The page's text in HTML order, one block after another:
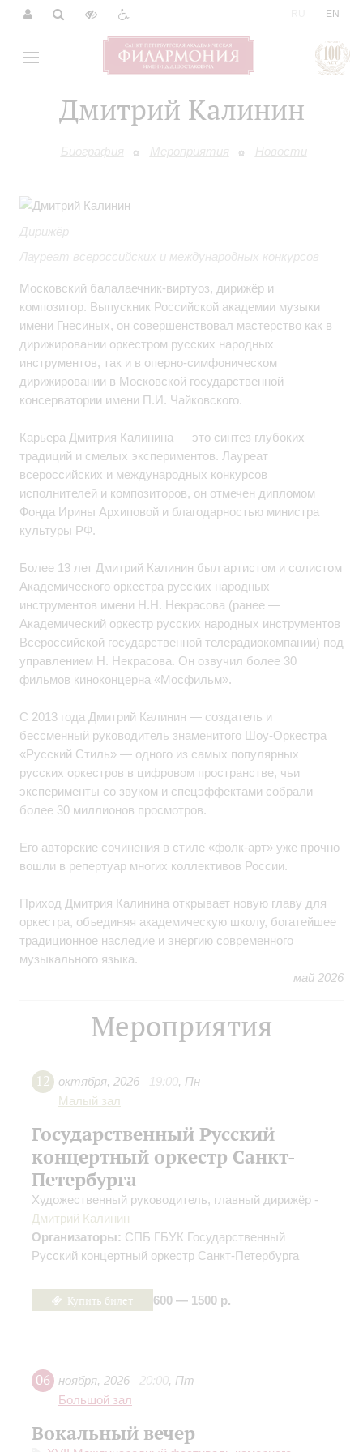
EN
Дмитрий Калинин
Биография Мероприятия Новости
Дирижёр
Лауреат всероссийских и международных конкурсов
Московский балалаечник‑виртуоз, дирижёр и
композитор. Выпускник Российской академии музыки
имени Гнесиных, он совершенствовал мастерство как в
дирижировании оркестром русских народных
инструментов, так и в оперно‑симфоническом
дирижировании в Московской государственной
консерватории имени П.И. Чайковского.
Карьера Дмитрия Калинина — это синтез глубоких
традиций и смелых экспериментов. Лауреат
всероссийских и международных конкурсов
исполнителей и композиторов, он отмечен дипломом
Фонда Ирины Архиповой и благодарностью министра
культуры РФ.
Более 13 лет Дмитрий Калинин был артистом и солистом
Академического оркестра русских народных
инструментов имени Н.Н. Некрасова (ранее —
Академический оркестр русских народных инструментов
Всероссийской государственной телерадиокомпании) под
управлением Н. Некрасова. Он озвучил более 30
фильмов киноконцерна «Мосфильм».
С 2013 года Дмитрий Калинин — создатель и
бессменный руководитель знаменитого Шоу‑Оркестра
«Русский Стиль» — одного из самых популярных
русских оркестров в цифровом пространстве, чьи
эксперименты со звуком и спецэффектами собрали
более 30 миллионов просмотров.
Его авторские сочинения в стиле «фолк‑арт» уже прочно
вошли в репертуар многих коллективов России.
Приход Дмитрия Калинина открывает новую главу для
оркестра, объединяя академическую школу, богатейшее
традиционное наследие и энергию современного
музыкального языка.
май 2026
Мероприятия
12 октября, 2026 19:00, Пн
Малый зал
Государственный Русский
концертный оркестр Санкт-
Петербурга
Художественный руководитель, главный дирижёр -
Дмитрий Калинин
Организаторы: СПБ ГБУК Государственный
Русский концертный оркестр Санкт-Петербурга
Купить билет 600 — 1500 р.
06 ноября, 2026 20:00, Пт
Большой зал
Вокальный вечер